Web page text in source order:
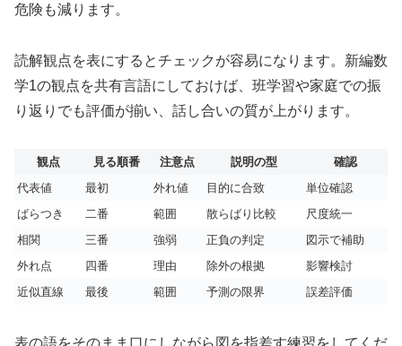
危険も減ります。
読解観点を表にするとチェックが容易になります。新編数
学1の観点を共有言語にしておけば、班学習や家庭での振
り返りでも評価が揃い、話し合いの質が上がります。
観点 見る順番 注意点 説明の型
確認
代表値
最初 外れ値 目的に合致
単位確認
ばらつき
二番 範囲 散らばり比較
尺度統一
相関
三番 強弱 正負の判定
図示で補助
外れ点
四番 理由 除外の根拠
影響検討
近似直線
最後 範囲 予測の限界 誤差評価